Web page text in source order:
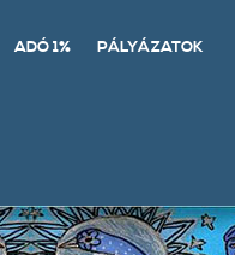
ADÓ 1% PÁLYÁZATOK